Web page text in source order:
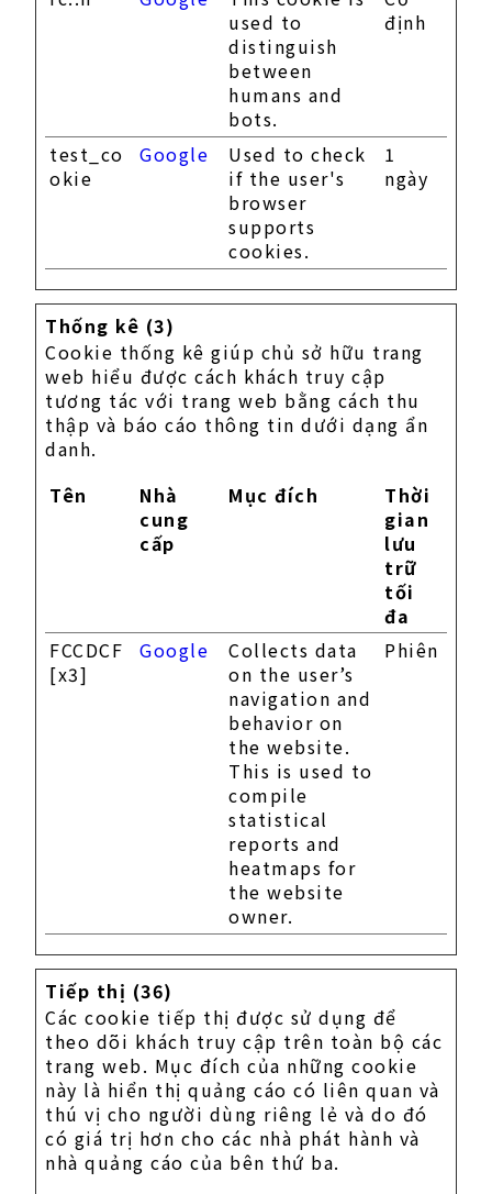
used to
distinguish
between
humans and
bots.
định
test_co
okie
Google
Used to check
if the user's
browser
supports
cookies.
1
ngày
Thống kê (3)
Cookie thống kê giúp chủ sở hữu trang
web hiểu được cách khách truy cập
tương tác với trang web bằng cách thu
thập và báo cáo thông tin dưới dạng ẩn
danh.
Tên
Nhà
cung
cấp
Mục đích
Thời
gian
lưu
trữ
tối
đa
FCCDCF
[x3]
Google
Collects data
on the user’s
navigation and
behavior on
the website.
This is used to
compile
statistical
reports and
heatmaps for
the website
owner.
Phiên
Tiếp thị (36)
Các cookie tiếp thị được sử dụng để
theo dõi khách truy cập trên toàn bộ các
trang web. Mục đích của những cookie
này là hiển thị quảng cáo có liên quan và
thú vị cho người dùng riêng lẻ và do đó
có giá trị hơn cho các nhà phát hành và
nhà quảng cáo của bên thứ ba.